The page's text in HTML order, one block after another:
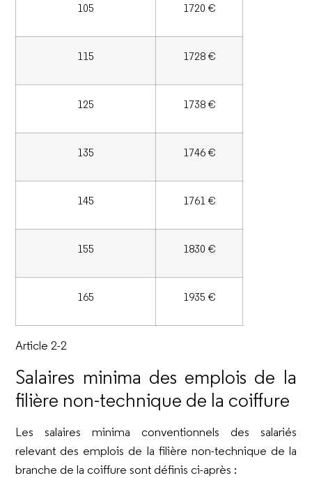
105 1720 €
115 1728 €
125 1738 €
135 1746 €
145 1761 €
155 1830 €
165 1935 €
Article 2-2
Salaires minima des emplois de la
filière non-technique de la coiffure
Les salaires minima conventionnels des salariés
relevant des emplois de la filière non-technique de la
branche de la coiffure sont définis ci-après :